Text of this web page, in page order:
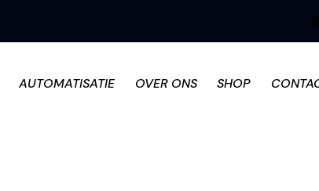
AUTOMATISATIE OVER ONS SHOP